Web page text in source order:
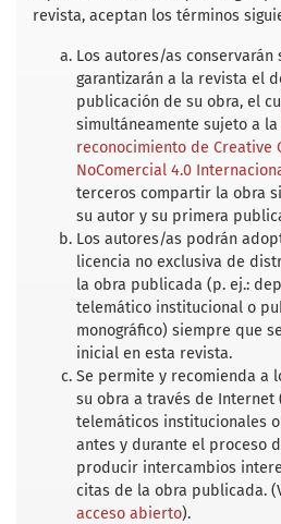
o
o
e
r
A
p
revista, aceptan los términos
Los autores/as
garantizarán a la revista el
publicación de su obra, el
simultáneamente sujeto a la
reconocimiento de Creative
NoComercial 4.0
terceros compartir la obra
su autor y su primera
Los autores/as podrán
licencia no exclusiva de
la obra publicada (p. ej.:
telemático institucional o
monográfico) siempre que
inicial en esta revista.
Se permite y recomienda a
su obra a través de Internet
telemáticos institucionales
antes y durante el proceso
producir intercambios
citas de la obra publicada.
acceso abierto).